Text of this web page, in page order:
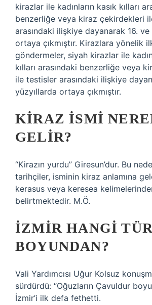
kirazlar ile kadınların kasık kılları
benzerliğe veya kiraz çekirdekleri
arasındaki ilişkiye dayanarak 16. ve
ortaya çıkmıştır. Kirazlara yönelik
göndermeler, siyah kirazlar ile
kılları arasındaki benzerliğe veya
ile testisler arasındaki ilişkiye
yüzyıllarda ortaya çıkmıştır.
KIRAZ ISMI
GELIR?
“Kirazın yurdu” Giresun’dur. Bu
tarihçiler, isminin kiraz anlamına
kerasus veya keresea
belirtmektedir. M.Ö.
İZMIR HANGI
BOYUNDAN?
Vali Yardımcısı Uğur Kolsuz
sürdürdü: “Oğuzların Çavuldur
İzmir’i ilk defa fethetti.